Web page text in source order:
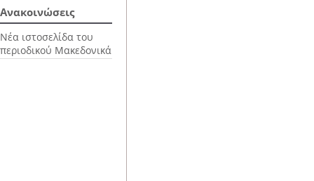
Ανακοινώσεις
Νέα ιστοσελίδα του
περιοδικού Μακεδονικά